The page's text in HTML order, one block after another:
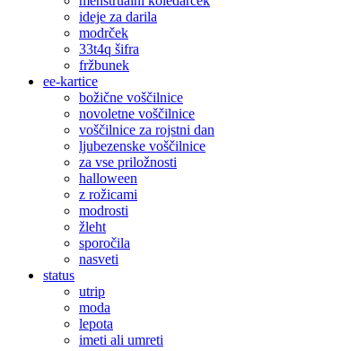
ideje za darila
modrček
33t4q šifra
fržbunek
ee-kartice
božične voščilnice
novoletne voščilnice
voščilnice za rojstni dan
ljubezenske voščilnice
za vse priložnosti
halloween
z rožicami
modrosti
žleht
sporočila
nasveti
status
utrip
moda
lepota
imeti ali umreti